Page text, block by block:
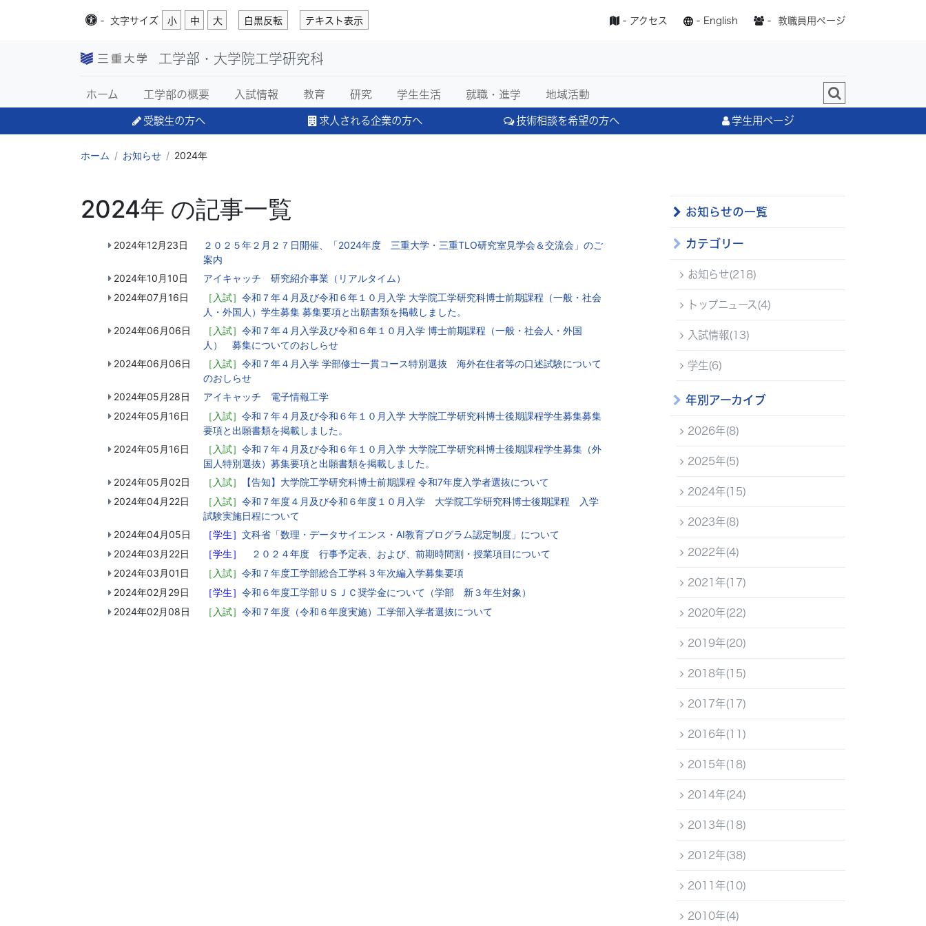
- 文字サイズ 小 中 大 白黒反転 テキスト表示 - アクセス - English - 教職員用ページ
工学部・大学院工学研究科
ホーム 工学部の概要 入試情報 教育 研究 学生生活 就職・進学 地域活動
受験生の方へ 求人される企業の方へ 技術相談を希望の方へ 学生用ページ
ホーム お知らせ 2024年
お知らせの一覧
カテゴリー
お知らせ(218)
トップニュース(4)
入試情報(13)
学生(6)
年別アーカイブ
2026年(8)
2025年(5)
2024年(15)
2023年(8)
2022年(4)
2021年(17)
2020年(22)
2019年(20)
2018年(15)
2017年(17)
2016年(11)
2015年(18)
2014年(24)
2013年(18)
2012年(38)
2011年(10)
2010年(4)
2024年 の記事一覧
2024年12月23日
２０２５年２月２７日開催、「2024年度 三重大学・三重TLO研究室見学会＆交流会」のご
案内
2024年10月10日
アイキャッチ 研究紹介事業（リアルタイム）
2024年07月16日
［入試］ 令和７年４月及び令和６年１０月入学 大学院工学研究科博士前期課程（一般・社会
人・外国人）学生募集 募集要項と出願書類を掲載しました。
2024年06月06日
［入試］ 令和７年４月入学及び令和６年１０月入学 博士前期課程（一般・社会人・外国
人） 募集についてのおしらせ
2024年06月06日
［入試］ 令和７年４月入学 学部修士一貫コース特別選抜 海外在住者等の口述試験について
のおしらせ
2024年05月28日
アイキャッチ 電子情報工学
2024年05月16日
［入試］ 令和７年４月及び令和６年１０月入学 大学院工学研究科博士後期課程学生募集募集
要項と出願書類を掲載しました。
2024年05月16日
［入試］ 令和７年４月及び令和６年１０月入学 大学院工学研究科博士後期課程学生募集（外
国人特別選抜）募集要項と出願書類を掲載しました。
2024年05月02日
［入試］
【告知】大学院工学研究科博士前期課程 令和7年度入学者選抜について
2024年04月22日
［入試］ 令和７年度４月及び令和６年度１０月入学 大学院工学研究科博士後期課程 入学
試験実施日程について
2024年04月05日
［学生］ 文科省「数理・データサイエンス・AI教育プログラム認定制度」について
2024年03月22日
［学生］
２０２４年度 行事予定表、および、前期時間割・授業項目について
2024年03月01日
［入試］ 令和７年度工学部総合工学科３年次編入学募集要項
2024年02月29日
［学生］ 令和６年度工学部ＵＳＪＣ奨学金について（学部 新３年生対象）
2024年02月08日
［入試］ 令和７年度（令和６年度実施）工学部入学者選抜について